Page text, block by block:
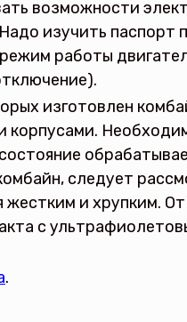
возможности
изучить
работы
изготовлен
следует
и хрупким.
с
.